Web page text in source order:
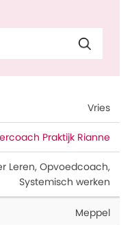
Vries
Praktijk Rianne
Leren, Opvoedcoach,
Systemisch werken
Meppel